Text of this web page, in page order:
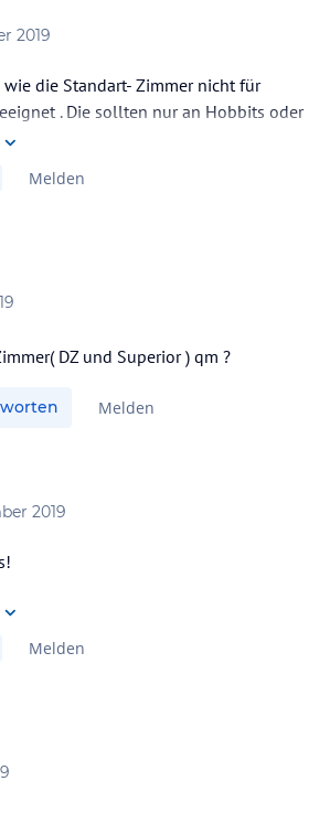
2019
wie die Standart- Zimmer nicht für
. Die sollten nur an Hobbits oder
werden
Melden
DZ und Superior ) qm ?
Melden
2019
Melden